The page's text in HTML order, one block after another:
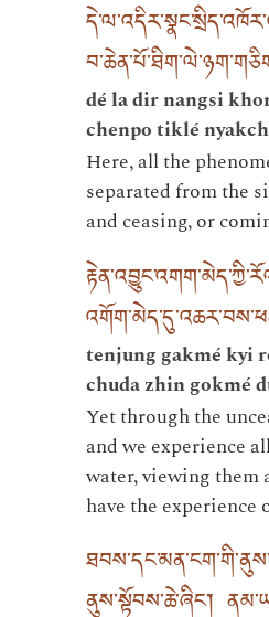
dé la dir nangsi
chenpo tiklé
Here, all the
separated from the
and ceasing, or
tenjung gakmé kyi
chuda zhin gokmé
Yet through the
and we experience
water, viewing them
have the
ནུས་སྟོབས་ཆེ་ཞིང༌།